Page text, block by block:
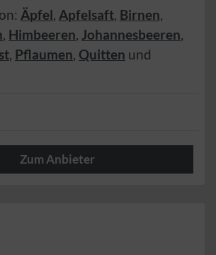
Äpfel, Apfelsaft, Birnen,
, Himbeeren, Johannesbeeren,
, Pflaumen, Quitten und
Zum Anbieter